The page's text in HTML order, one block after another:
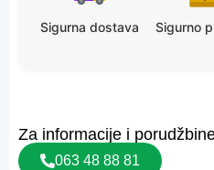
Sigurna dostava Sigurno
Za informacije i
063 48 88 81